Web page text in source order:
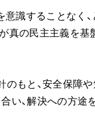
意識することな
真の民主主義を
のもと、安全保障
い、解決への方途